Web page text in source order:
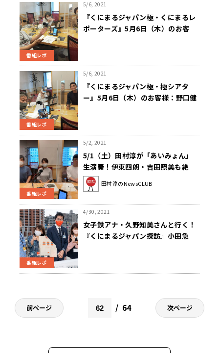
番組レポ
5/6, 2021
『くにまるジャパン極・くにまるレ
ポーターズ』5月6日（木）のお客
番組レポ
5/6, 2021
『くにまるジャパン極・極シアタ
ー』5月6日（木）のお客様：野口健
番組レポ
5/2, 2021
5/1（土）田村淳が「あいみょん」
生演奏！伊東四朗・吉田照美も絶
賛…!?
田村淳のNewsCLUB
番組レポ
4/30, 2021
女子鉄アナ・久野知美さんと行く！
『くにまるジャパン探訪』小田急
前ページ 64 次ページ